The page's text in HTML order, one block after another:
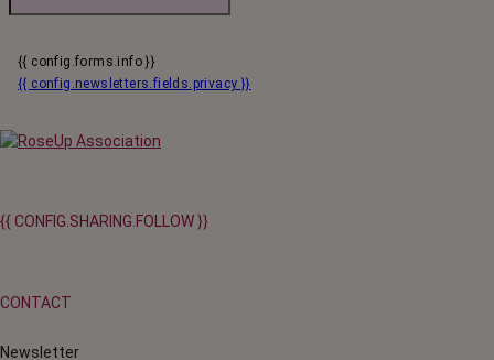
{{ config.forms.info }}
{{ config.newsletters.fields.privacy }}
{{ CONFIG.SHARING.FOLLOW }}
CONTACT
Newsletter